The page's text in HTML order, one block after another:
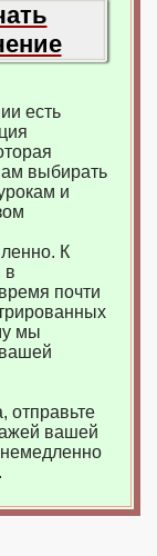
есть
выбирать
и
К
в
почти
мы
отправьте
вашей